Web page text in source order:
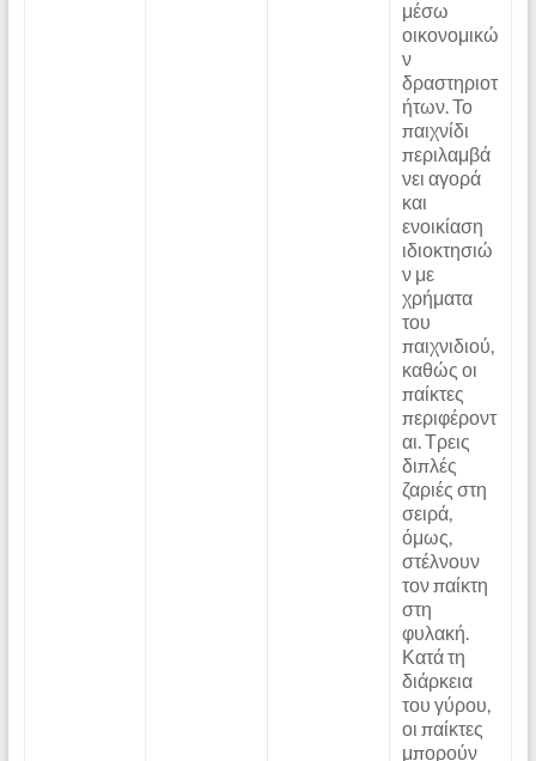
μέσω
οικονομικώ
ν
δραστηριοτ
ήτων. Το
παιχνίδι
περιλαμβά
νει αγορά
και
ενοικίαση
ιδιοκτησιώ
ν με
χρήματα
του
παιχνιδιού,
καθώς οι
παίκτες
περιφέροντ
αι. Τρεις
διπλές
ζαριές στη
σειρά,
όμως,
στέλνουν
τον παίκτη
στη
φυλακή.
Κατά τη
διάρκεια
του γύρου,
οι παίκτες
μπορούν